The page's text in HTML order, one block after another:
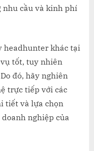
nhu cầu và kinh phí
headhunter khác tại
tốt, tuy nhiên
đó, hãy nghiên
trực tiếp với các
tiết và lựa chọn
nghiệp của